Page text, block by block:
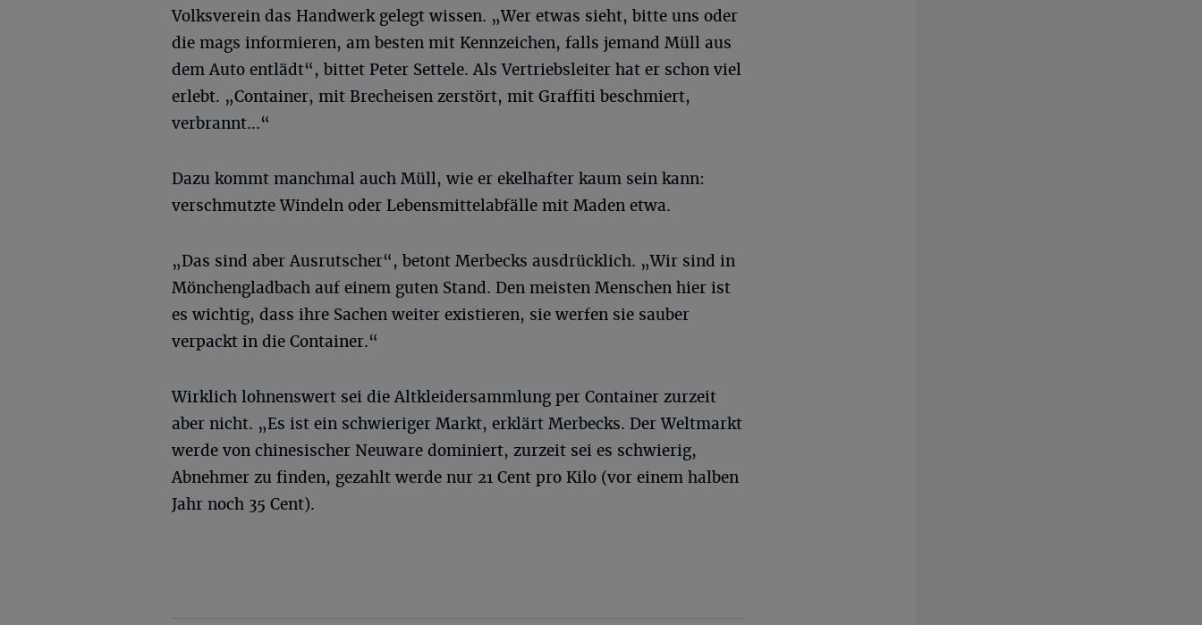
Volksverein das Handwerk gelegt wissen. „Wer etwas sieht, bitte uns oder
die mags informieren, am besten mit Kennzeichen, falls jemand Müll aus
dem Auto entlädt“, bittet Peter Settele. Als Vertriebsleiter hat er schon viel
erlebt. „Container, mit Brecheisen zerstört, mit Graffiti beschmiert,
verbrannt...“
Dazu kommt manchmal auch Müll, wie er ekelhafter kaum sein kann:
verschmutzte Windeln oder Lebensmittelabfälle mit Maden etwa.
„Das sind aber Ausrutscher“, betont Merbecks ausdrücklich. „Wir sind in
Mönchengladbach auf einem guten Stand. Den meisten Menschen hier ist
es wichtig, dass ihre Sachen weiter existieren, sie werfen sie sauber
verpackt in die Container.“
Wirklich lohnenswert sei die Altkleidersammlung per Container zurzeit
aber nicht. „Es ist ein schwieriger Markt, erklärt Merbecks. Der Weltmarkt
werde von chinesischer Neuware dominiert, zurzeit sei es schwierig,
Abnehmer zu finden, gezahlt werde nur 21 Cent pro Kilo (vor einem halben
Jahr noch 35 Cent).